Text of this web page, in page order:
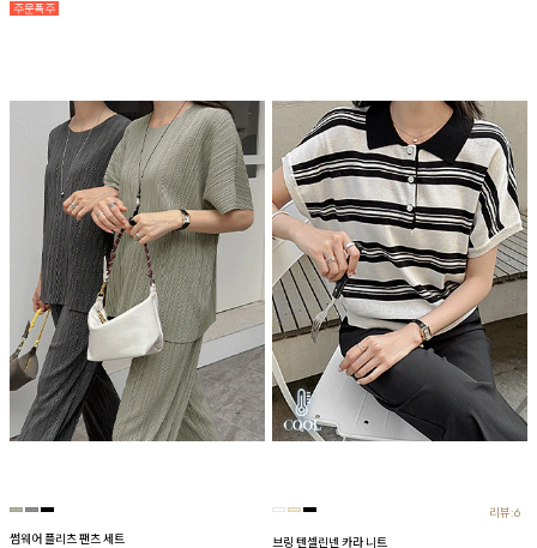
썸웨어 플리츠 팬츠 세트
리뷰:6
브링 텐셀린넨 카라 니트